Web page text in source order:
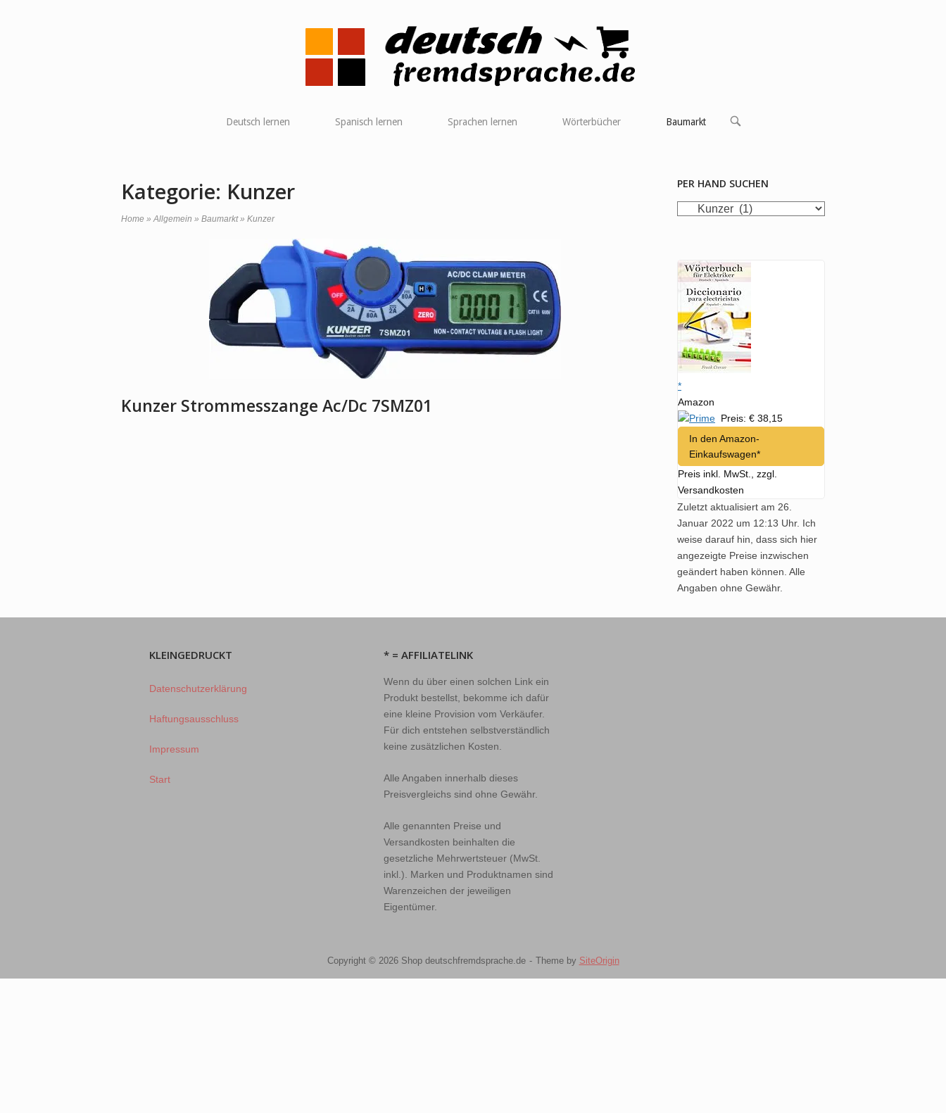
Home
Deutsch lernen Spanisch lernen Sprachen lernen Wörterbücher Baumarkt
OPEN
Kategorie: Kunzer
Home » Allgemein » Baumarkt » Kunzer
Kunzer Strommesszange Ac/Dc 7SMZ01
PER HAND SUCHEN
*
Amazon
Preis: € 38,15
In den Amazon-
Einkaufswagen*
Preis inkl. MwSt., zzgl.
Versandkosten
Zuletzt aktualisiert am 26.
Januar 2022 um 12:13 Uhr. Ich
weise darauf hin, dass sich hier
angezeigte Preise inzwischen
geändert haben können. Alle
Angaben ohne Gewähr.
KLEINGEDRUCKT
Datenschutzerklärung
Haftungsausschluss
Impressum
Start
* = AFFILIATELINK
Wenn du über einen solchen Link ein
Produkt bestellst, bekomme ich dafür
eine kleine Provision vom Verkäufer.
Für dich entstehen selbstverständlich
keine zusätzlichen Kosten.
Alle Angaben innerhalb dieses
Preisvergleichs sind ohne Gewähr.
Alle genannten Preise und
Versandkosten beinhalten die
gesetzliche Mehrwertsteuer (MwSt.
inkl.). Marken und Produktnamen sind
Warenzeichen der jeweiligen
Eigentümer.
Copyright © 2026 Shop deutschfremdsprache.de Theme by SiteOrigin